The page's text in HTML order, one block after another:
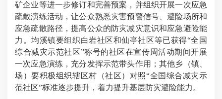
矿企业等进一步修订和完善预案，并组织开展一次应急
疏散演练活动，让公众熟悉灾害预警信号、避险场所和
应急疏散路径，提高公众的防灾减灾意识和应急避险能
力。均溪镇要组织白岩社区和仙亭社区等已获得“全国
综合减灾示范社区”称号的社区在宣传周活动期间开展
一次应急演练，充分发挥示范带头作用；其他乡（镇、
场）要积极组织辖区村（社区）对照“全国综合减灾示
范社区”标准逐步提升，着力提升基层防灾避险能力。